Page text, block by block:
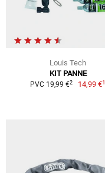
Louis Tech
KIT PANNE
PVC 19,99 €2 14,99 €1